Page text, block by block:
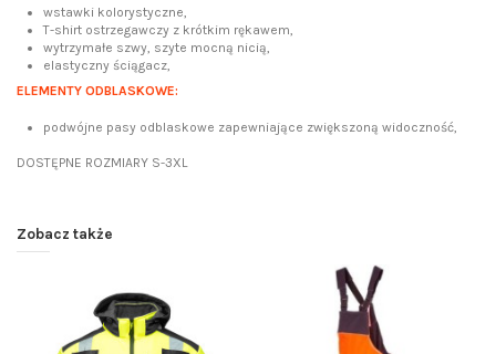
wstawki kolorystyczne,
T-shirt ostrzegawczy z krótkim rękawem,
wytrzymałe szwy, szyte mocną nicią,
elastyczny ściągacz,
ELEMENTY ODBLASKOWE:
podwójne pasy odblaskowe zapewniające zwiększoną widoczność,
DOSTĘPNE ROZMIARY S-3XL
Zobacz także